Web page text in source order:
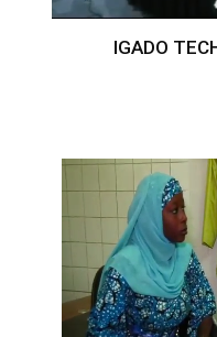
IGADO